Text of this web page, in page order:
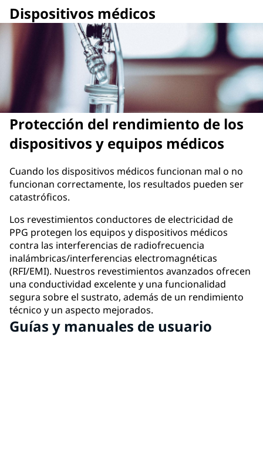
Dispositivos médicos
Protección del rendimiento de los
dispositivos y equipos médicos
Cuando los dispositivos médicos funcionan mal o no
funcionan correctamente, los resultados pueden ser
catastróficos.
Los revestimientos conductores de electricidad de
PPG protegen los equipos y dispositivos médicos
contra las interferencias de radiofrecuencia
inalámbricas/interferencias electromagnéticas
(RFI/EMI). Nuestros revestimientos avanzados ofrecen
una conductividad excelente y una funcionalidad
segura sobre el sustrato, además de un rendimiento
técnico y un aspecto mejorados.
Guías y manuales de usuario